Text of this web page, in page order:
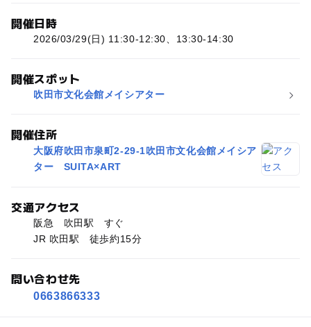
開催日時
2026/03/29(日) 11:30-12:30、13:30-14:30
開催スポット
吹田市文化会館メイシアター
開催住所
大阪府吹田市泉町2-29-1吹田市文化会館メイシア
ター SUITA×ART
交通アクセス
阪急 吹田駅 すぐ
JR 吹田駅 徒歩約15分
問い合わせ先
0663866333